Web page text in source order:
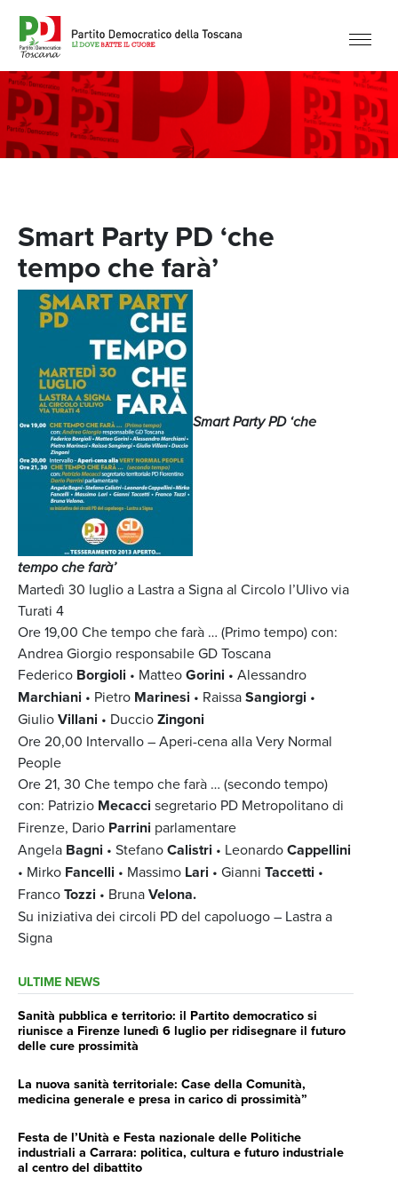
Smart Party PD ‘che
tempo che farà’
Smart Party PD ‘che
tempo che farà’
Martedì 30 luglio a Lastra a Signa al Circolo l’Ulivo via
Turati 4
Ore 19,00 Che tempo che farà … (Primo tempo) con:
Andrea Giorgio responsabile GD Toscana
Federico Borgioli • MatteoGorini • Alessandro
Marchiani • Pietro Marinesi • RaissaSangiorgi •
GiulioVillani • DuccioZingoni
Ore 20,00 Intervallo – Aperi-cena alla Very Normal
People
Ore 21, 30 Che tempo che farà … (secondo tempo)
con: Patrizio Mecacci segretario PD Metropolitano di
Firenze, Dario Parrini parlamentare
Angela Bagni • StefanoCalistri • LeonardoCappellini
• Mirko Fancelli • Massimo Lari • Gianni Taccetti •
FrancoTozzi • BrunaVelona.
Su iniziativa dei circoli PD del capoluogo – Lastra a
Signa
ULTIME NEWS
Sanità pubblica e territorio: il Partito democratico si
riunisce a Firenze lunedì 6 luglio per ridisegnare il futuro
delle cure prossimità
La nuova sanità territoriale: Case della Comunità,
medicina generale e presa in carico di prossimità”
Festa de l’Unità e Festa nazionale delle Politiche
industriali a Carrara: politica, cultura e futuro industriale
al centro del dibattito